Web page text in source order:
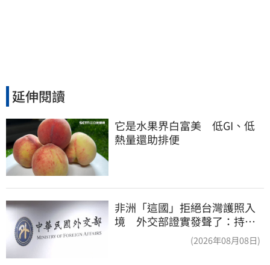
延伸閱讀
它是水果界白富美　低GI、低
熱量還助排便
非洲「這國」拒絕台灣護照入
境 外交部證實發聲了：持續
(2026年08月08日)